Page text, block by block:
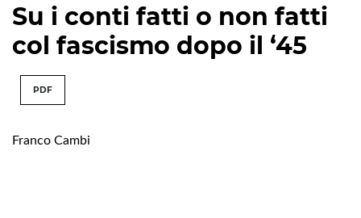
Su i conti fatti o non fatti
col fascismo dopo il ‘45
PDF
Franco Cambi